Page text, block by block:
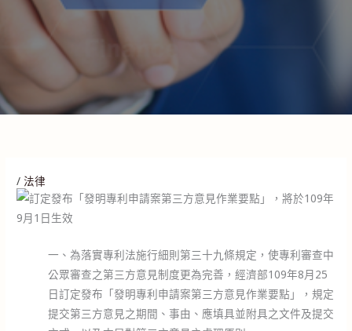
/ 法律
一、為落實專利法施行細則第三十九條規定，使專利審查中
公眾審查之第三方意見制度更為完善，經濟部109年8月25
日訂定發布「發明專利申請案第三方意見作業要點」，規定
提交第三方意見之期間、事由、應填具並附具之文件及提交